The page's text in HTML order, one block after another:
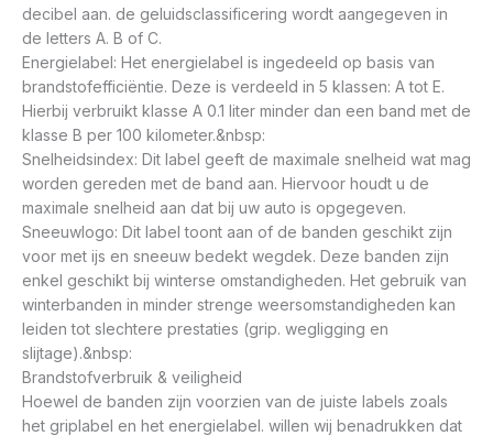
decibel aan. de geluidsclassificering wordt aangegeven in
de letters A. B of C.
Energielabel: Het energielabel is ingedeeld op basis van
brandstofefficiëntie. Deze is verdeeld in 5 klassen: A tot E.
Hierbij verbruikt klasse A 0.1 liter minder dan een band met de
klasse B per 100 kilometer.&nbsp:
Snelheidsindex: Dit label geeft de maximale snelheid wat mag
worden gereden met de band aan. Hiervoor houdt u de
maximale snelheid aan dat bij uw auto is opgegeven.
Sneeuwlogo: Dit label toont aan of de banden geschikt zijn
voor met ijs en sneeuw bedekt wegdek. Deze banden zijn
enkel geschikt bij winterse omstandigheden. Het gebruik van
winterbanden in minder strenge weersomstandigheden kan
leiden tot slechtere prestaties (grip. wegligging en
slijtage).&nbsp:
Brandstofverbruik & veiligheid
Hoewel de banden zijn voorzien van de juiste labels zoals
het griplabel en het energielabel. willen wij benadrukken dat